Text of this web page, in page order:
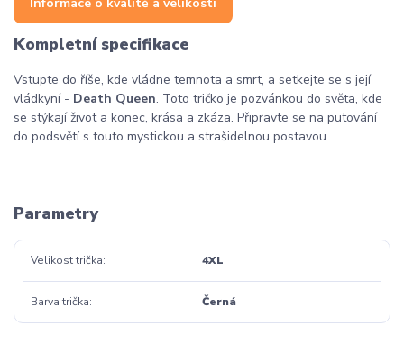
Kompletní specifikace
Vstupte do říše, kde vládne temnota a smrt, a setkejte se s její
vládkyní - Death Queen. Toto tričko je pozvánkou do světa, kde
se stýkají život a konec, krása a zkáza. Připravte se na putování
do podsvětí s touto mystickou a strašidelnou postavou.
Parametry
Velikost trička 4XL
Barva trička Černá